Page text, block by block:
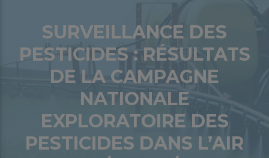
SURVEILLANCE DES
PESTICIDES : RÉSULTATS
DE LA CAMPAGNE
NATIONALE
EXPLORATOIRE DES
PESTICIDES DANS L’AIR